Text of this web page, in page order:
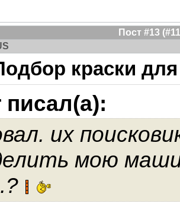
Пост #13
краски
их
мою